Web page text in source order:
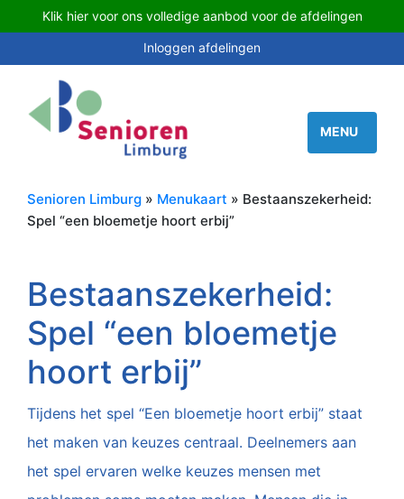
Klik hier voor ons volledige aanbod voor de afdelingen
Inloggen afdelingen
Senioren Limburg » Menukaart » Bestaanszekerheid:
Spel “een bloemetje hoort erbij”
Bestaanszekerheid:
Spel “een bloemetje
hoort erbij”
Tijdens het spel “Een bloemetje hoort erbij” staat
het maken van keuzes centraal. Deelnemers aan
het spel ervaren welke keuzes mensen met